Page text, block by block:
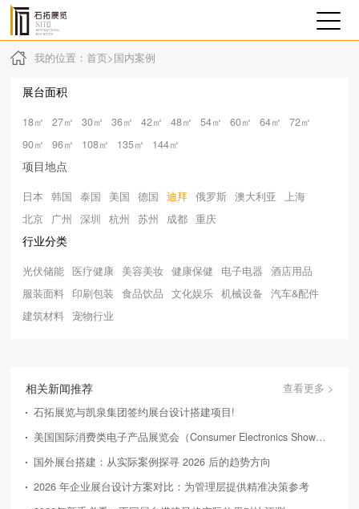
我的位置： 首页>国内案例
展台面积
18㎡ 27㎡ 30㎡ 36㎡ 42㎡ 48㎡ 54㎡ 60㎡ 64㎡
72㎡
90㎡
96㎡ 108㎡ 135㎡ 144㎡
项目地点
日本 韩国 泰国 美国 德国 迪拜 俄罗斯 澳大利亚
上海
北京
广州 深圳 杭州 苏州 成都 重庆
行业分类
光伏储能 医疗健康 美容美妆 健康保健 电子电器
酒店用品
服装面料
印刷包装 食品饮品 文化娱乐 机械设备
汽车&配件
建筑材料
宠物行业
相关新闻推荐
查看更多 >
石拓展览与凯泉集团签约展台设计搭建项目!
美国国际消费类电子产品展览会（Consumer Electronics Show，简称CES）
国外展台搭建：从实际案例探寻 2026 后的趋势方向
2026 年企业展台设计方案对比：为管理层提供精准决策参考